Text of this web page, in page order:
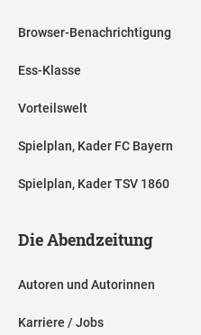
Browser-Benachrichtigung
Ess-Klasse
Vorteilswelt
Spielplan, Kader FC Bayern
Spielplan, Kader TSV 1860
Die Abendzeitung
Autoren und Autorinnen
Karriere / Jobs